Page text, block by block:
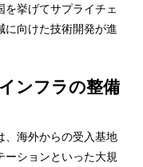
を挙げてサプライチェ
に向けた技術開発が進
ンフラの整備
、海外からの受入基地
ーションといった大規